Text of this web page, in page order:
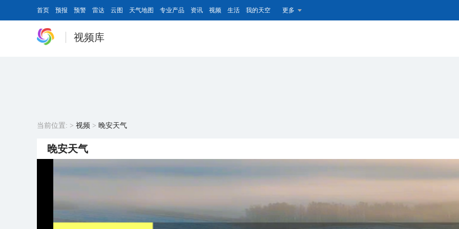
首页 预报 预警 雷达 云图 天气地图 专业产品 资讯 视频 生活 我的天空 更多
视频库
当前位置: > 视频 > 晚安天气
晚安天气